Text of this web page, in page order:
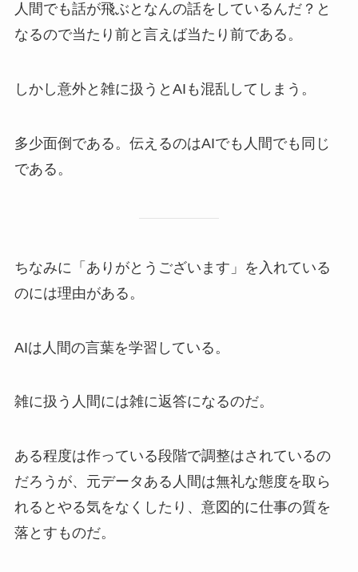
人間でも話が飛ぶとなんの話をしているんだ？と
なるので当たり前と言えば当たり前である。
しかし意外と雑に扱うとAIも混乱してしまう。
多少面倒である。伝えるのはAIでも人間でも同じ
である。
ちなみに「ありがとうございます」を入れている
のには理由がある。
AIは人間の言葉を学習している。
雑に扱う人間には雑に返答になるのだ。
ある程度は作っている段階で調整はされているの
だろうが、元データある人間は無礼な態度を取ら
れるとやる気をなくしたり、意図的に仕事の質を
落とすものだ。